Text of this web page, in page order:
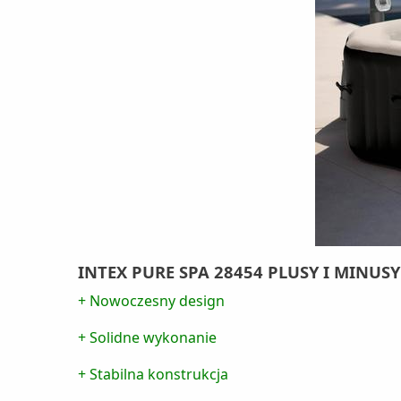
INTEX PURE SPA 28454 PLUSY I
+ Nowoczesny design
+ Solidne wykonanie
+ Stabilna konstrukcja